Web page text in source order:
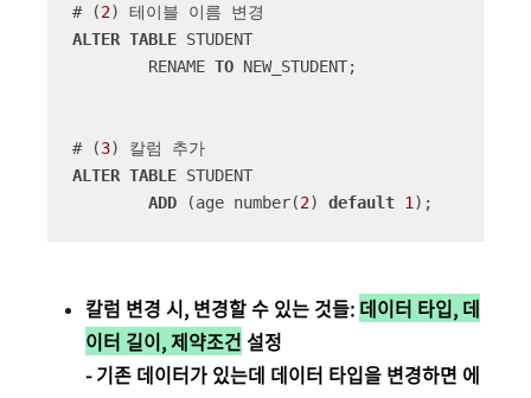
# (2
ALTER TABLE STUDENT
	RENAME
TO NEW_STUDENT;
# (3
ALTER TABLE STUDENT
ADD (age number(2) default 1 );
칼럼 변경 시, 변경할 수 있는 것들: 데이터 타입, 데
이터 길이, 제약조건 설정
- 기존 데이터가 있는데 데이터 타입을 변경하면 에